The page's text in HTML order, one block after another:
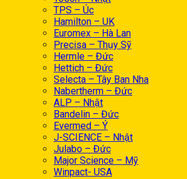
TPS – Úc
Hamilton – UK
Euromex – Hà Lan
Precisa – Thụy Sỹ
Hermle – Đức
Hettich – Đức
Selecta – Tây Ban Nha
Nabertherm – Đức
ALP – Nhật
Bandelin – Đức
Evermed – Ý
J-SCIENCE – Nhật
Julabo – Đức
Major Science – Mỹ
Winpact- USA